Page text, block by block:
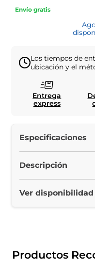
Envío gratis
Los tiempos de
ubicación y el
Entrega
express
Especificaciones
Descripción
Ver
Productos